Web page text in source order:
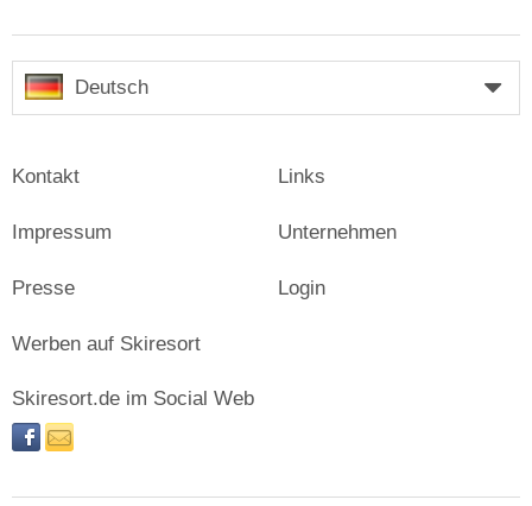
Deutsch
Kontakt
Impressum
Presse
Links
Unternehmen
Login
Werben auf Skiresort
Skiresort.de im Social Web
facebooknewsletter